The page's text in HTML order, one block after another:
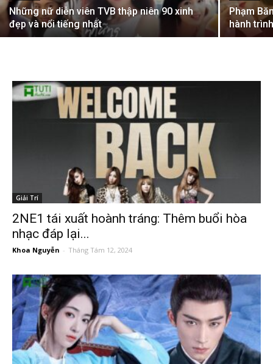
Những nữ diễn viên TVB thập niên 90 xinh
đẹp và nổi tiếng nhất
Phạm
hành
Giải Trí
2NE1 tái xuất hoành tráng: Thêm buổi hòa
nhạc đáp lại...
Khoa Nguyễn - Tháng Tám 12, 2024